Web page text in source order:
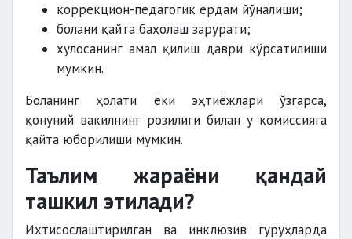
коррекцион-педагогик ёрдам йўналиши;
болани қайта баҳолаш зарурати;
хулосанинг амал қилиш даври кўрсатилиши
мумкин.
Боланинг ҳолати ёки эҳтиёжлари ўзгарса,
қонуний вакилнинг розилиги билан у комиссияга
қайта юборилиши мумкин.
Таълим жараёни қандай
ташкил этилади?
Ихтисослаштирилган ва инклюзив гуруҳларда